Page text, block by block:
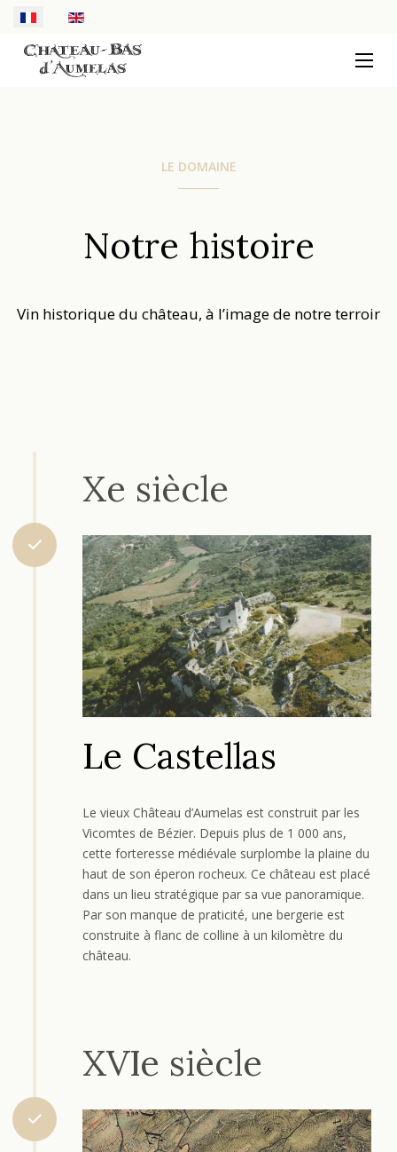
Sélectionnez votre langue
LE DOMAINE
Notre histoire
Vin historique du château, à l’image de notre terroir
Xe siècle
Le Castellas
Le vieux Château d’Aumelas est construit par les
Vicomtes de Bézier. Depuis plus de 1 000 ans,
cette forteresse médiévale surplombe la plaine du
haut de son éperon rocheux. Ce château est placé
dans un lieu stratégique par sa vue panoramique.
Par son manque de praticité, une bergerie est
construite à flanc de colline à un kilomètre du
château.
XVIe siècle